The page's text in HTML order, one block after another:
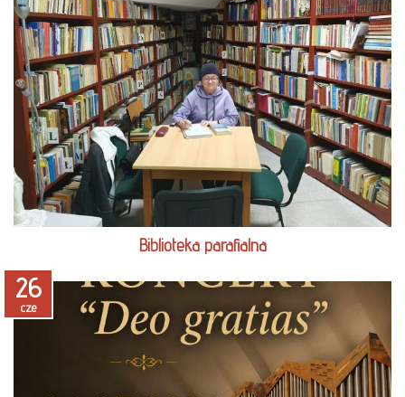
czytaj więcej
Biblioteka parafialna
26
cze